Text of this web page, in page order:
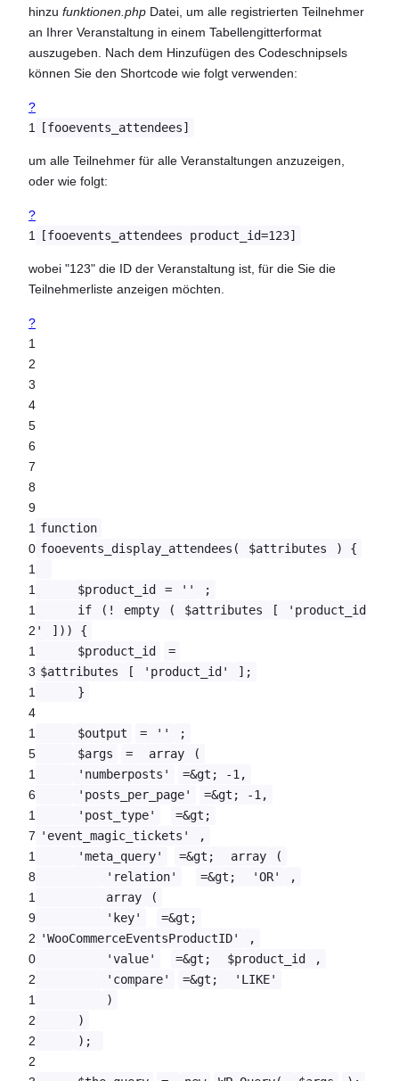
hinzu funktionen.php Datei, um alle registrierten Teilnehmer
an Ihrer Veranstaltung in einem Tabellengitterformat
auszugeben. Nach dem Hinzufügen des Codeschnipsels
können Sie den Shortcode wie folgt verwenden:
?
1
[fooevents_attendees]
um alle Teilnehmer für alle Veranstaltungen anzuzeigen,
oder wie folgt:
?
1
[fooevents_attendees product_id=123]
wobei "123" die ID der Veranstaltung ist, für die Sie die
Teilnehmerliste anzeigen möchten.
?
1
2
3
4
5
6
7
8
9
1
0
1
1
1
2
1
3
1
4
1
5
1
6
1
7
1
8
1
9
2
0
2
1
2
2
2
function
fooevents_display_attendees(
$attributes ) {
$product_id = ''
;
if
(! empty ( $attributes [
'product_id
'
])) {
$product_id
=
$attributes
[ 'product_id'
];
}
$output = ''
;
$args
= array
(
'numberposts'
=&gt; -1,
'posts_per_page'
=&gt; -1,
'post_type'
=&gt;
'event_magic_tickets'
,
'meta_query'
=&gt; array
(
'relation'
=&gt; 'OR'
,
array
(
'key'
=&gt;
'WooCommerceEventsProductID'
,
'value'
=&gt; $product_id
,
'compare'
=&gt;
'LIKE'
)
)
);